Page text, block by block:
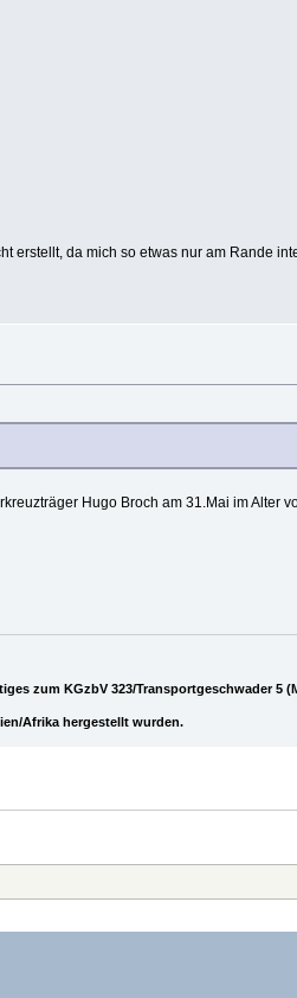
erstellt, da mich so etwas nur am Rande
Hugo Broch am 31.Mai im Alter
zum KGzbV 323/Transportgeschwader 5
Afrika hergestellt wurden.